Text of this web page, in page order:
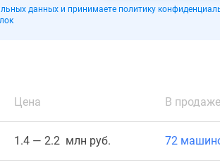
данных и принимаете политику
Цена В продаже
1.4 — 2.2 млн руб. 72